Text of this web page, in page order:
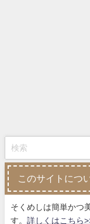
このサイトにつ
そくめしは簡単かつ
す。 詳しくはこちら